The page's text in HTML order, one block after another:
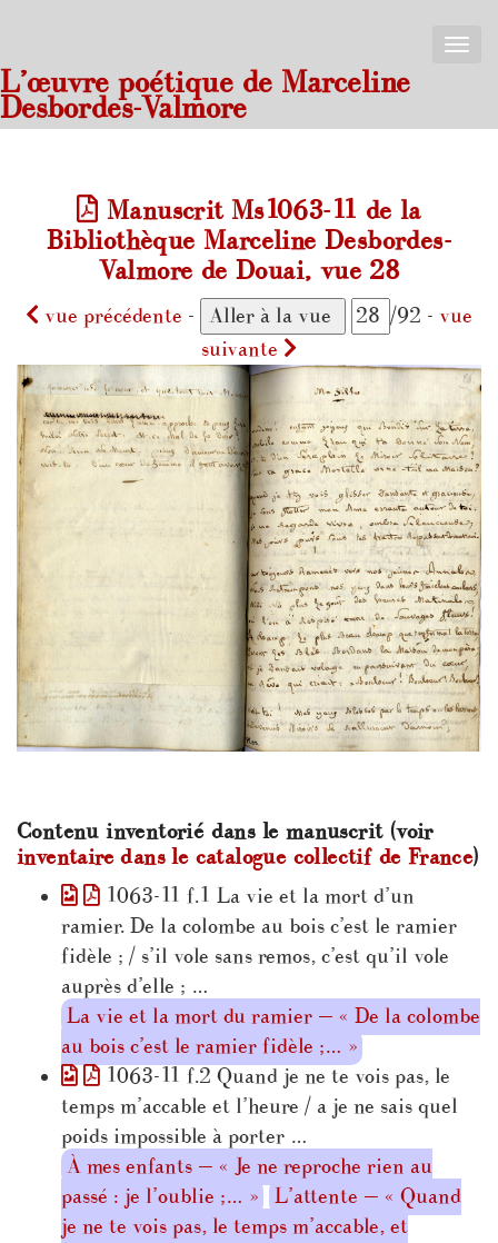
Toggle
L’œuvre poétique de Marceline
Desbordes-Valmore
Manuscrit Ms1063-11 de la
Bibliothèque Marceline Desbordes-
Valmore de Douai, vue 28
vue précédente - /92 - vue
suivante
Contenu inventorié dans le manuscrit (voir
inventaire dans le catalogue collectif de France)
1063-11 f.1 La vie et la mort d’un
ramier. De la colombe au bois c’est le ramier
fidèle ; / s’il vole sans remos, c’est qu’il vole
auprès d’elle ; …
La vie et la mort du ramier — « De la colombe
au bois c’est le ramier fidèle ;… »
1063-11 f.2 Quand je ne te vois pas, le
temps m’accable et l’heure / a je ne sais quel
poids impossible à porter …
À mes enfants — « Je ne reproche rien au
passé : je l’oublie ;… »
L’attente — « Quand
je ne te vois pas, le temps m’accable, et